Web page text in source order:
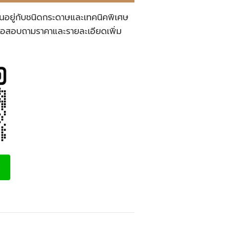
อยู่กับชนิดกระดาษและเทคนิคพิเศษ
บถามราคาและรายละเอียดเพิ่ม